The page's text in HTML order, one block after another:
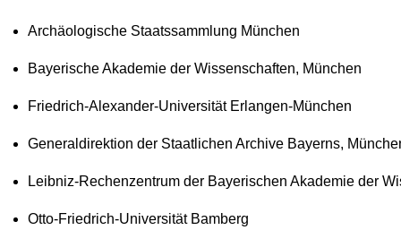
Archäologische Staatssammlung München
Bayerische Akademie der Wissenschaften, München
Friedrich-Alexander-Universität Erlangen-München
Generaldirektion der Staatlichen Archive Bayerns,
Leibniz-Rechenzentrum der Bayerischen Akademie der
Otto-Friedrich-Universität Bamberg